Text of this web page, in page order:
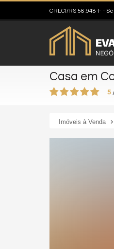
CRECI/RS 58.948-F -
Casa em
5
Imóveis à Venda